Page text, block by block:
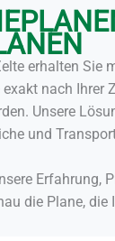
erhalten Sie
exakt nach Ihrer
Unsere
und
Erfahrung,
die Plane, die